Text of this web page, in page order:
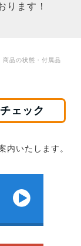
ります！
商品の状態・付属品
ェック
内いたします。